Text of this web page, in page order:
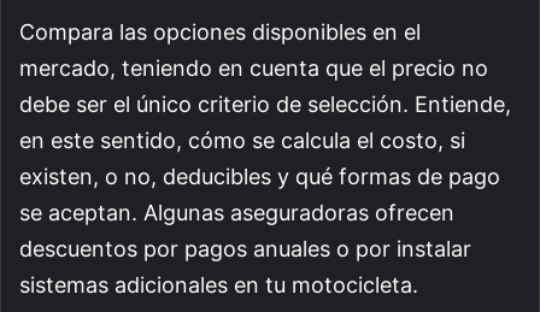
Compara las opciones disponibles en el
mercado, teniendo en cuenta que el precio no
debe ser el único criterio de selección. Entiende,
en este sentido, cómo se calcula el costo, si
existen, o no, deducibles y qué formas de pago
se aceptan. Algunas aseguradoras ofrecen
descuentos por pagos anuales o por instalar
sistemas adicionales en tu motocicleta.